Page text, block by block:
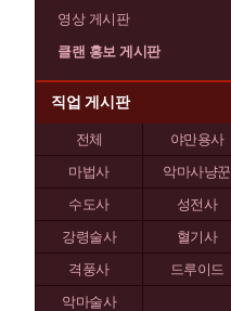
영상 게시판
클랜 홍보 게시판
직업 게시판
전체
야만용사
마법사
악마사냥꾼
수도사
성전사
강령술사
혈기사
격풍사
드루이드
악마술사